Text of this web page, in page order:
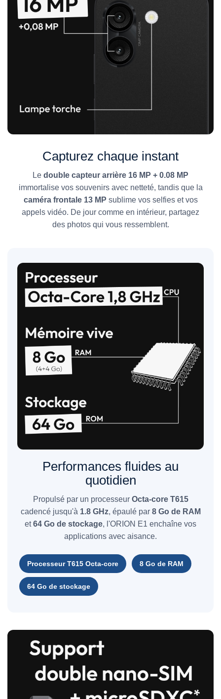
Capturez chaque instant
Le double capteur arrière 16 MP + 0.08 MP
immortalise vos souvenirs avec netteté, tandis que la
caméra frontale 13 MP sublime vos selfies et vos
appels vidéo. De jour comme en intérieur, partagez
des photos qui vous ressemblent.
Performances fluides au
quotidien
Propulsé par un processeur Octa-core T615
cadencé jusqu'à 1.8 GHz, épaulé par 8 Go de RAM
et64 Go de stockage, l'ORION E1 enchaîne vos
applications avec aisance.
Processeur T615 Octa-core 8 Go de RAM
64 Go de stockage